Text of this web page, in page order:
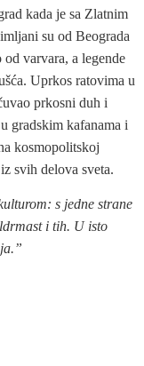
kada je sa Zlatnim
su od Beograda
varvara, a legende
Uprkos ratovima u
prkosni duh i
gradskim kafanama i
kosmopolitskoj
svih delova sveta.
s jedne strane
i tih. U isto